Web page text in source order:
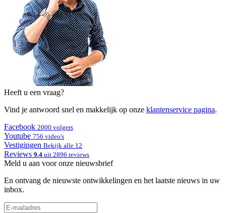
Heeft u een vraag?
Vind je antwoord snel en makkelijk op onze klantenservice pagina.
Facebook 2000 volgers
Youtube 756 video's
Vestigingen Bekijk alle 12
Reviews 9.4 uit 2896 reviews
Meld u aan voor onze nieuwsbrief
En ontvang de nieuwste ontwikkelingen en het laatste nieuws in uw
inbox.